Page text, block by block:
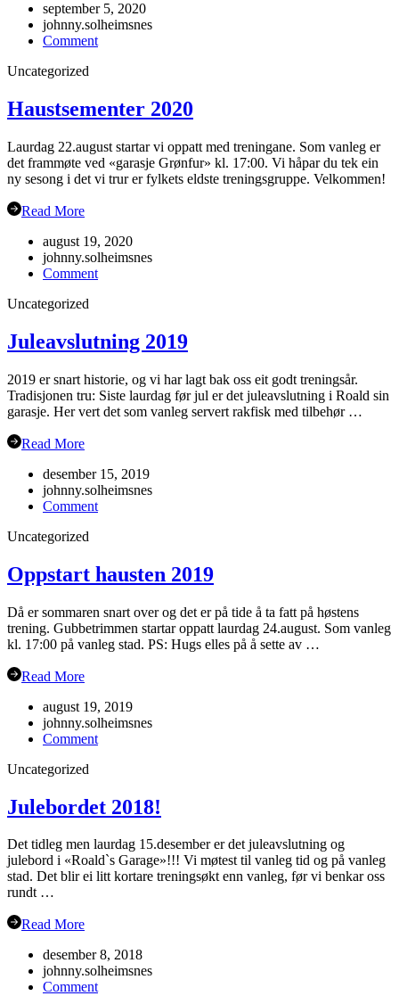
september 5, 2020
johnny.solheimsnes
Commenton
19.sept
Uncategorized
Haustsementer 2020
Laurdag 22.august startar vi oppatt med treningane. Som vanleg er
det frammøte ved «garasje Grønfur» kl. 17:00. Vi håpar du tek ein
ny sesong i det vi trur er fylkets eldste treningsgruppe. Velkommen!
Read More
august 19, 2020
johnny.solheimsnes
Commenton
Uncategorized
Juleavslutning 2019
2019 er snart historie, og vi har lagt bak oss eit godt treningsår.
Tradisjonen tru: Siste laurdag før jul er det juleavslutning i Roald sin
garasje. Her vert det som vanleg servert rakfisk med tilbehør …
Read More
desember 15, 2019
johnny.solheimsnes
Commenton
Uncategorized
Oppstart hausten 2019
Då er sommaren snart over og det er på tide å ta fatt på høstens
trening. Gubbetrimmen startar oppatt laurdag 24.august. Som vanleg
kl. 17:00 på vanleg stad. PS: Hugs elles på å sette av …
Read More
august 19, 2019
johnny.solheimsnes
Commenton
Uncategorized
Julebordet 2018!
Det tidleg men laurdag 15.desember er det juleavslutning og
julebord i «Roald`s Garage»!!! Vi møtest til vanleg tid og på vanleg
stad. Det blir ei litt kortare treningsøkt enn vanleg, før vi benkar oss
rundt …
Read More
desember 8, 2018
johnny.solheimsnes
Commenton